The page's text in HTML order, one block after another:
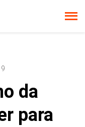
da
para